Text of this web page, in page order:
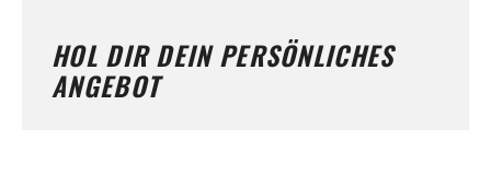
HOL DIR DEIN PERSÖNLICHES
ANGEBOT